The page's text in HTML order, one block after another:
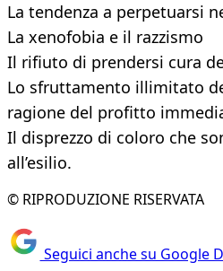
La tendenza a perpetuarsi
La xenofobia e il razzismo
Il rifiuto di prendersi cura
Lo sfruttamento illimitato
ragione del profitto
Il disprezzo di coloro che
all’esilio.
© RIPRODUZIONE RISERVATA
Seguici anche su Google